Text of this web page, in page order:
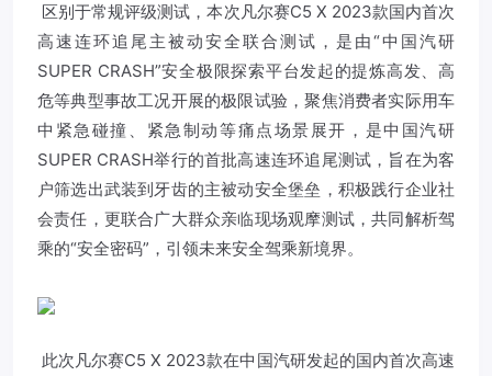
区别于常规评级测试，本次凡尔赛C5 X 2023款国内首次
高速连环追尾主被动安全联合测试，是由“中国汽研
SUPER CRASH”安全极限探索平台发起的提炼高发、高
危等典型事故工况开展的极限试验，聚焦消费者实际用车
中紧急碰撞、紧急制动等痛点场景展开，是中国汽研
SUPER CRASH举行的首批高速连环追尾测试，旨在为客
户筛选出武装到牙齿的主被动安全堡垒，积极践行企业社
会责任，更联合广大群众亲临现场观摩测试，共同解析驾
乘的“安全密码”，引领未来安全驾乘新境界。
此次凡尔赛C5 X 2023款在中国汽研发起的国内首次高速